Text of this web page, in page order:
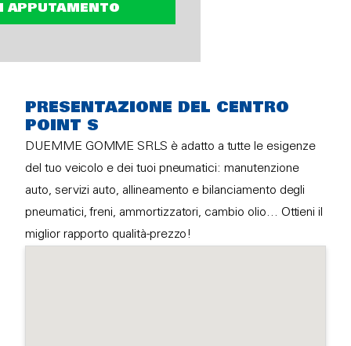
APPUTAMENTO
PRESENTAZIONE DEL CENTRO
POINT S
DUEMME GOMME SRLS è adatto a tutte le esigenze
del tuo veicolo e dei tuoi pneumatici: manutenzione
auto, servizi auto, allineamento e bilanciamento degli
pneumatici, freni, ammortizzatori, cambio olio… Ottieni il
miglior rapporto qualità-prezzo!